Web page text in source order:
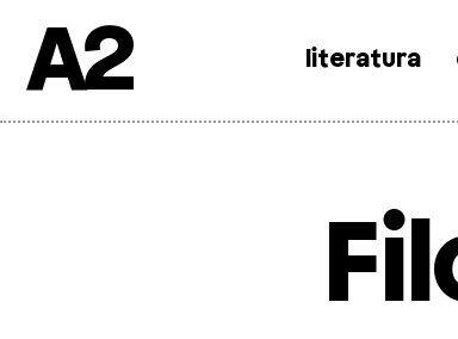
SkipA2 literatura